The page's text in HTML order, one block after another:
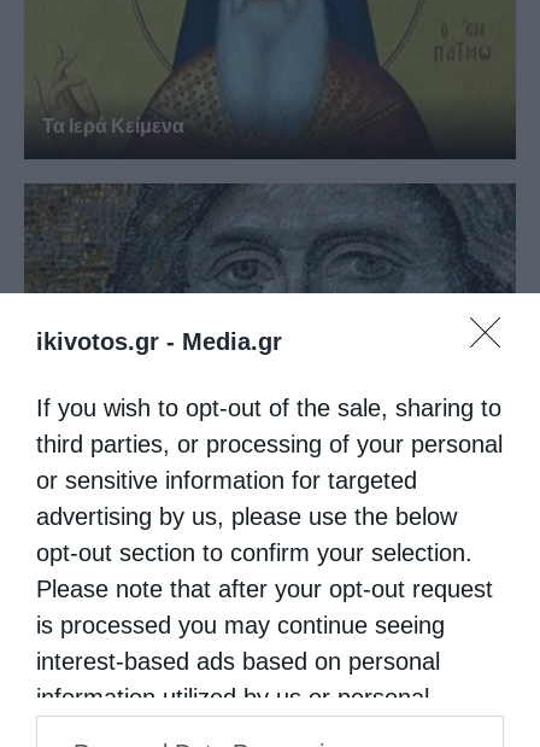
ikivotos.gr - Media.gr
If you wish to opt-out of the sale, sharing to
third parties, or processing of your personal
or sensitive information for targeted
advertising by us, please use the below
opt-out section to confirm your selection.
Please note that after your opt-out request
is processed you may continue seeing
interest-based ads based on personal
information utilized by us or personal
Τα Ιερά Κείμενα
Ο Θεός φα­νε­ρώ­νει την φι­λαν­θρω­πία Του